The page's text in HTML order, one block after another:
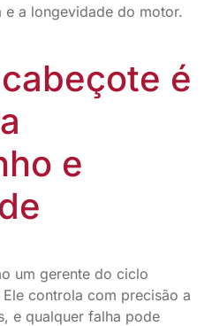
a longevidade do motor.
é
e
um gerente do ciclo
controla com precisão a
e qualquer falha pode